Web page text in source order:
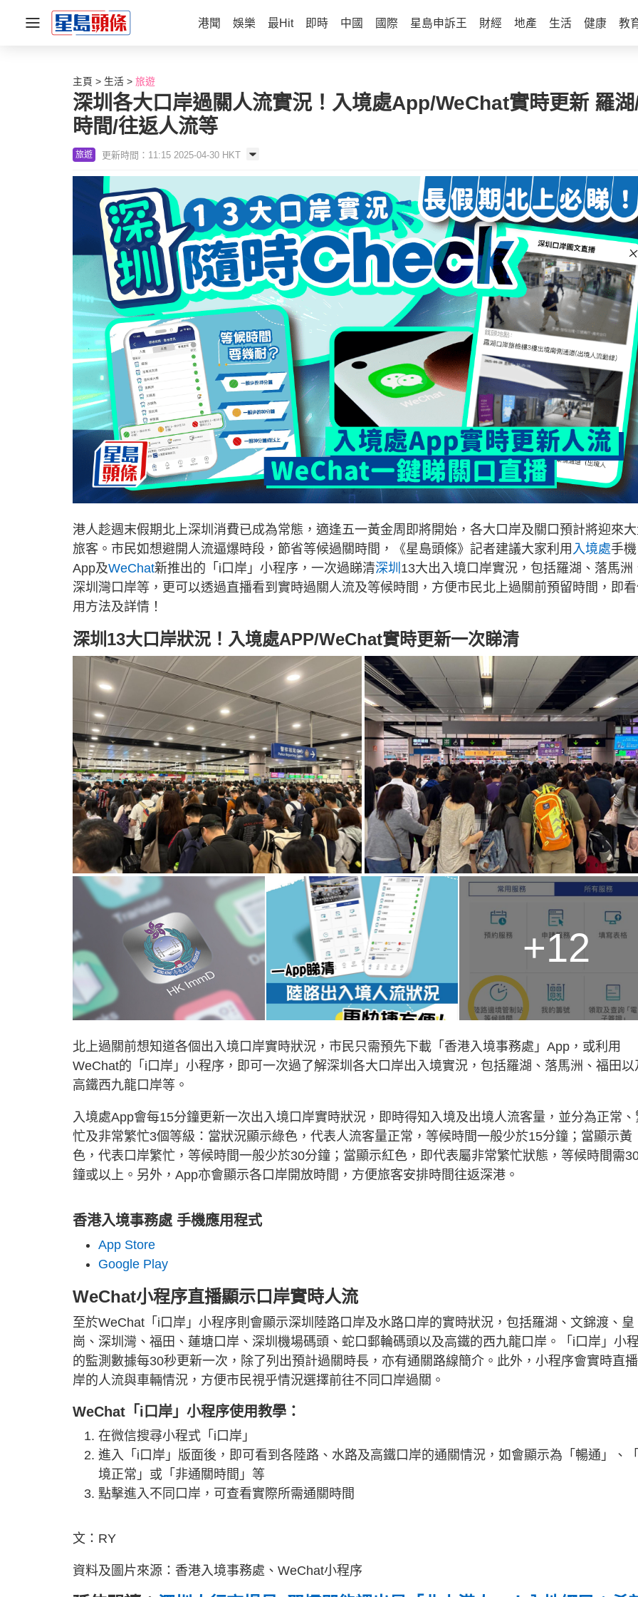
港聞 娛樂 最Hit 即時 中國 國際 星島申訴王 財經 地產 生活 健康 教
主頁 生活 旅遊
深圳各大口岸過關人流實況！入境處App/WeChat實時更新 羅
時間/往返人流等
旅遊 更新時間：11:15 2025-04-30 HKT
港人趁週末假期北上深圳消費已成為常態，適逢五一黃金周即將開始，各大口岸及關口預計將迎來
旅客。市民如想避開人流逼爆時段，節省等候過關時間，《星島頭條》記者建議大家利用 入境處手機
App及WeChat新推出的「i口岸」小程序，一次過睇清深圳 13大出入境口岸實況，包括羅湖、落馬洲
深圳灣口岸等，更可以透過直播看到實時過關人流及等候時間，方便市民北上過關前預留時間，即
用方法及詳情！
深圳13大口岸狀況！入境處APP/WeChat實時更新一次睇清
+12
北上過關前想知道各個出入境口岸實時狀況，市民只需預先下載「香港入境事務處」App，或利用
WeChat的「i口岸」小程序，即可一次過了解深圳各大口岸出入境實況，包括羅湖、落馬洲、福田以
高鐵西九龍口岸等。
入境處App會每15分鐘更新一次出入境口岸實時狀況，即時得知入境及出境人流客量，並分為正常、
忙及非常繁忙3個等級：當狀況顯示綠色，代表人流客量正常，等候時間一般少於15分鐘；當顯示黃
色，代表口岸繁忙，等候時間一般少於30分鐘；當顯示紅色，即代表屬非常繁忙狀態，等候時間需
鐘或以上。另外，App亦會顯示各口岸開放時間，方便旅客安排時間往返深港。
香港入境事務處 手機應用程式
App Store
Google Play
WeChat小程序直播顯示口岸實時人流
至於WeChat「i口岸」小程序則會顯示深圳陸路口岸及水路口岸的實時狀況，包括羅湖、文錦渡、皇
崗、深圳灣、福田、蓮塘口岸、深圳機場碼頭、蛇口郵輪碼頭以及高鐵的西九龍口岸。「i口岸」小
的監測數據每30秒更新一次，除了列出預計過關時長，亦有通關路線簡介。此外，小程序會實時直
岸的人流與車輛情況，方便市民視乎情況選擇前往不同口岸過關。
WeChat「i口岸」小程序使用教學：
在微信搜尋小程式「i口岸」
進入「i口岸」版面後，即可看到各陸路、水路及高鐵口岸的通關情況，如會顯示為「暢通」、
境正常」或「非通關時間」等
點擊進入不同口岸，可查看實際所需通關時間
文：RY
資料及圖片來源：香港入境事務處、WeChat小程序